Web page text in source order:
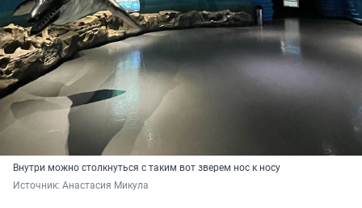
Внутри можно столкнуться с таким вот зверем нос к носу
Источник: Анастасия Микула